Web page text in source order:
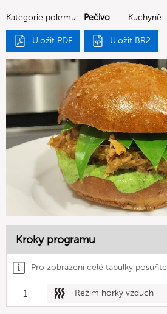
Kategorie pokrmu: Pečivo Kuchyně:
Uložit PDF Uložit BR2
Kroky programu
Pro zobrazení celé tabulky
1 Režim horký vzduch